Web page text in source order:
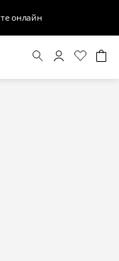
онлайн